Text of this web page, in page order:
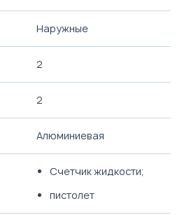
Наружные
2
2
Алюминиевая
Счетчик жидкости;
пистолет